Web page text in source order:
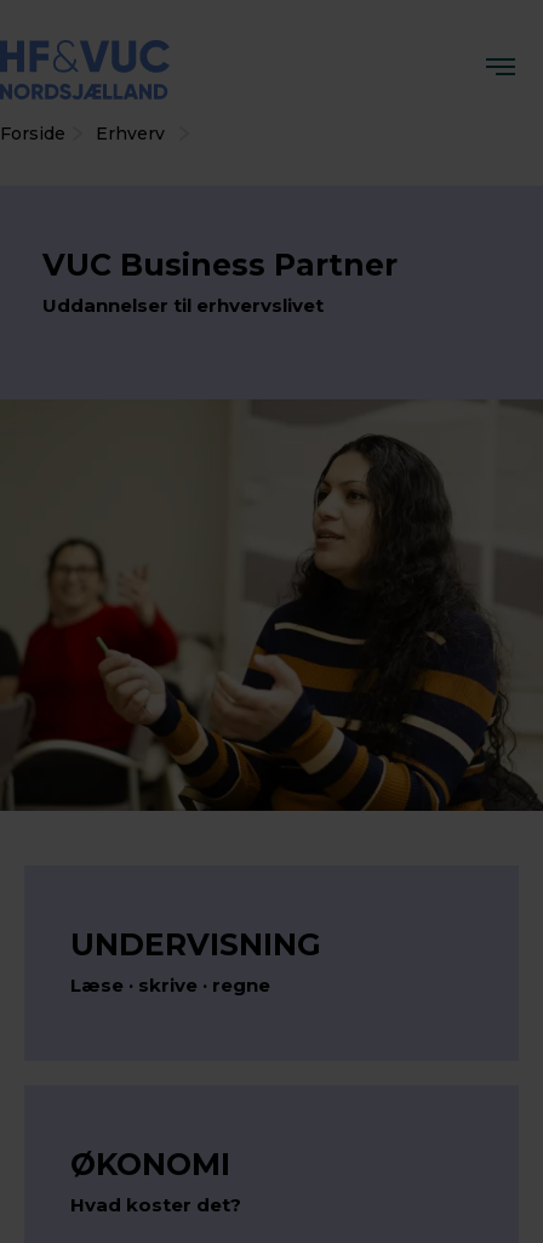
Forside Erhverv
VUC Business Partner
Uddannelser til erhvervslivet
UNDERVISNING
Læse · skrive · regne
ØKONOMI
Hvad koster det?